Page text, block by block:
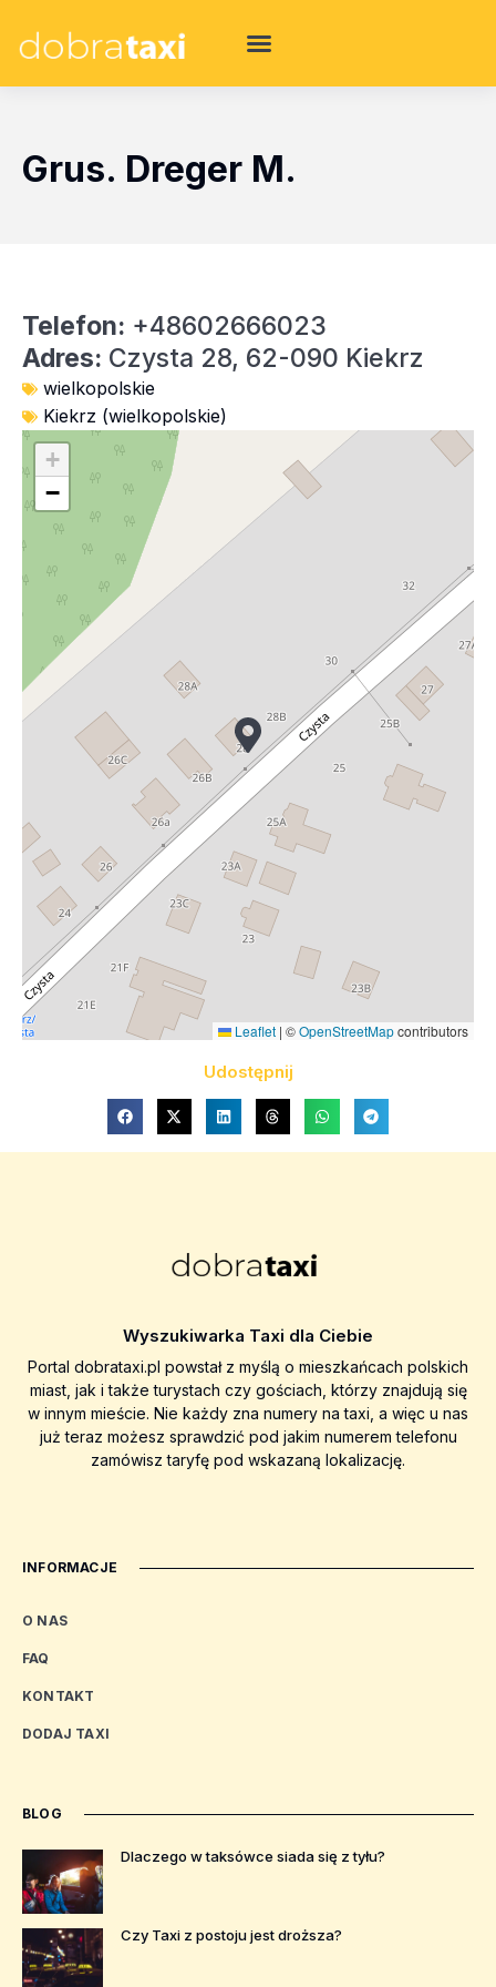
Grus. Dreger M.
Telefon: +48602666023
Adres: Czysta 28, 62-090 Kiekrz
wielkopolskie
Kiekrz (wielkopolskie)
+
−
Leaflet | ©OpenStreetMapcontributors
Udostępnij
Wyszukiwarka Taxi dla Ciebie
Portal dobrataxi.pl powstał z myślą o mieszkańcach polskich
miast, jak i także turystach czy gościach, którzy znajdują się
w innym mieście. Nie każdy zna numery na taxi, a więc u nas
już teraz możesz sprawdzić pod jakim numerem telefonu
zamówisz taryfę pod wskazaną lokalizację.
INFORMACJE
O NAS
FAQ
KONTAKT
DODAJ TAXI
BLOG
Dlaczego w taksówce siada się z tyłu?
Czy Taxi z postoju jest droższa?